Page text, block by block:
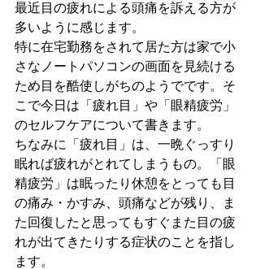
最近目の疲れによる頭痛を訴える方が
多いように感じます。
特に在宅勤務をされて居た方は家で小
さなノートパソコンの画面を見続ける
ため目を酷使しがちのようでです。そ
こで今日は「疲れ目」や「眼精疲労」
のセルフケアについて書きます。
ちなみに「疲れ目」は、一晩ぐっすり
眠れば疲れがとれてしまうもの。「眼
精疲労」は眠ったり休憩をとっても目
の痛み・かすみ、頭痛などが残り、ま
た回復したと思ってもすぐまた目の疲
れが出てきたりする症状のことを指し
ます。